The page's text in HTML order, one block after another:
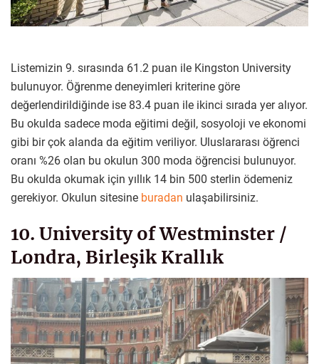
Listemizin 9. sırasında 61.2 puan ile Kingston University
bulunuyor. Öğrenme deneyimleri kriterine göre
değerlendirildiğinde ise 83.4 puan ile ikinci sırada yer alıyor.
Bu okulda sadece moda eğitimi değil, sosyoloji ve ekonomi
gibi bir çok alanda da eğitim veriliyor. Uluslararası öğrenci
oranı %26 olan bu okulun 300 moda öğrencisi bulunuyor.
Bu okulda okumak için yıllık 14 bin 500 sterlin ödemeniz
gerekiyor. Okulun sitesine buradan ulaşabilirsiniz.
10. University of Westminster /
Londra, Birleşik Krallık